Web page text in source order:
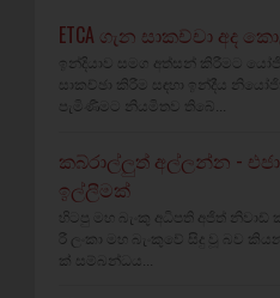
ETCA ගැන සාකච්චා අද
ඉන්දියාව සමග අත්සන් කිරීමට
සාකච්ඡා කිරීම සඳහා ඉන්දීය
පැමිණීමට නියමිතව තිබේ...
කබ්රාල්ලුත් අල්ලන්න -
ඉල්ලීමක්
හිටපු මහ බැංකු අධිපති අජිත් නිවාඩ්
රී ලංකා මහ බැංකුවේ සිදු වූ බව
ක් සම්බන්ධය...